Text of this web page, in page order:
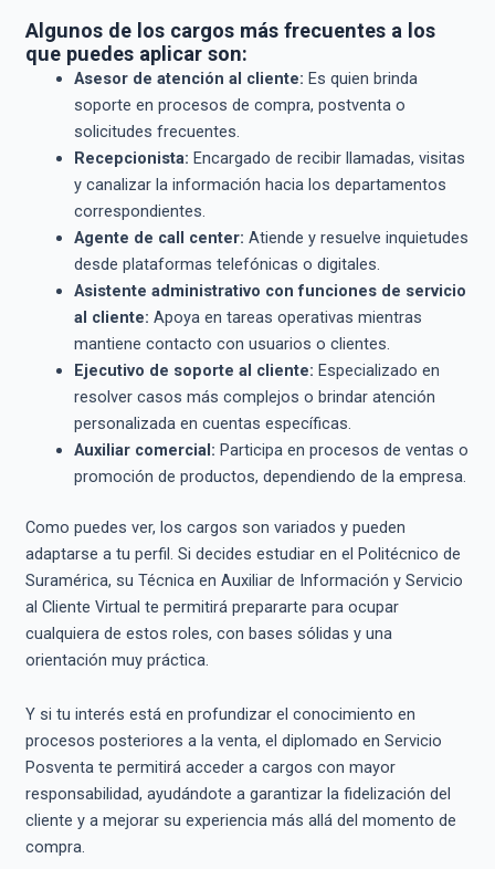
Algunos de los cargos más frecuentes a los
que puedes aplicar son:
Asesor de atención al cliente: Es quien brinda
soporte en procesos de compra, postventa o
solicitudes frecuentes.
Recepcionista: Encargado de recibir llamadas, visitas
y canalizar la información hacia los departamentos
correspondientes.
Agente de call center: Atiende y resuelve inquietudes
desde plataformas telefónicas o digitales.
Asistente administrativo con funciones de servicio
al cliente: Apoya en tareas operativas mientras
mantiene contacto con usuarios o clientes.
Ejecutivo de soporte al cliente: Especializado en
resolver casos más complejos o brindar atención
personalizada en cuentas específicas.
Auxiliar comercial: Participa en procesos de ventas o
promoción de productos, dependiendo de la empresa.
Como puedes ver, los cargos son variados y pueden
adaptarse a tu perfil. Si decides estudiar en el Politécnico de
Suramérica, su Técnica en Auxiliar de Información y Servicio
al Cliente Virtual te permitirá prepararte para ocupar
cualquiera de estos roles, con bases sólidas y una
orientación muy práctica.
Y si tu interés está en profundizar el conocimiento en
procesos posteriores a la venta, el diplomado en Servicio
Posventa te permitirá acceder a cargos con mayor
responsabilidad, ayudándote a garantizar la fidelización del
cliente y a mejorar su experiencia más allá del momento de
compra.